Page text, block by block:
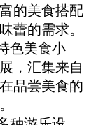
的美食搭配
蕾的需求。
色美食小
，汇集来自
品尝美食的